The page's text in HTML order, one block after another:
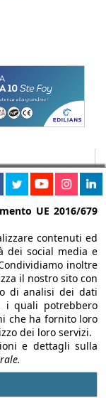
Iscriviti alla
UE 2016/679
contenuti ed
dei social media e
inoltre
il nostro sito con
di analisi dei dati
i quali potrebbero
che ha fornito loro
dei loro servizi.
e dettagli sulla